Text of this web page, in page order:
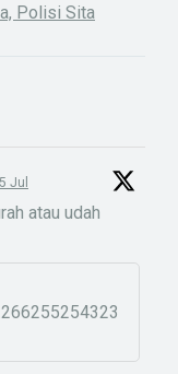
Polisi Sita
Jul
atau udah